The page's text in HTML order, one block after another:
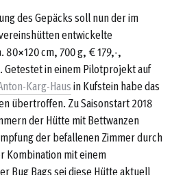
des Gepäcks soll nun der im
entwickelte
80×120 cm, 700 g, € 179,-,
Getestet in einem Pilotprojekt auf
Karg-Hausin Kufstein habe das
übertroffen. Zu Saisonstart 2018
der Hütte mit Bettwanzen
der befallenen Zimmer durch
Kombination mit einem
Bug Bags sei diese Hütte aktuell